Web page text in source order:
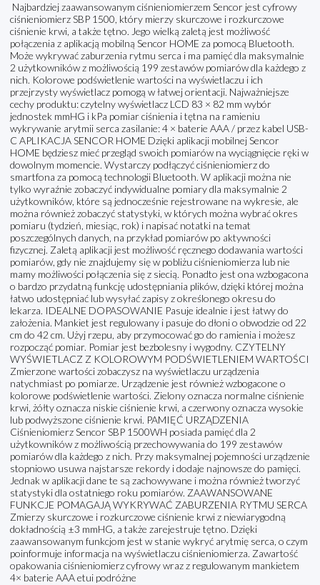
Najbardziej zaawansowanym ciśnieniomierzem Sencor jest cyfrowy
ciśnieniomierz SBP 1500, który mierzy skurczowe i rozkurczowe
ciśnienie krwi, a także tętno. Jego wielką zaletą jest możliwość
połączenia z aplikacją mobilną Sencor HOME za pomocą Bluetooth.
Może wykrywać zaburzenia rytmu serca i ma pamięć dla maksymalnie
2 użytkowników z możliwością 199 zestawów pomiarów dla każdego z
nich. Kolorowe podświetlenie wartości na wyświetlaczu i ich
przejrzysty wyświetlacz pomogą w łatwej orientacji. Najważniejsze
cechy produktu: czytelny wyświetlacz LCD 83 × 82 mm wybór
jednostek mmHG i kPa pomiar ciśnienia i tętna na ramieniu
wykrywanie arytmii serca zasilanie: 4 × baterie AAA / przez kabel USB-
C APLIKACJA SENCOR HOME Dzięki aplikacji mobilnej Sencor
HOME będziesz mieć przegląd swoich pomiarów na wyciągnięcie ręki w
dowolnym momencie. Wystarczy podłączyć ciśnieniomierz do
smartfona za pomocą technologii Bluetooth. W aplikacji można nie
tylko wyraźnie zobaczyć indywidualne pomiary dla maksymalnie 2
użytkowników, które są jednocześnie rejestrowane na wykresie, ale
można również zobaczyć statystyki, w których można wybrać okres
pomiaru (tydzień, miesiąc, rok) i napisać notatki na temat
poszczególnych danych, na przykład pomiarów po aktywności
fizycznej. Zaletą aplikacji jest możliwość ręcznego dodawania wartości
pomiarów, gdy nie znajdujemy się w pobliżu ciśnieniomierza lub nie
mamy możliwości połączenia się z siecią. Ponadto jest ona wzbogacona
o bardzo przydatną funkcję udostępniania plików, dzięki której można
łatwo udostępniać lub wysyłać zapisy z określonego okresu do
lekarza. IDEALNE DOPASOWANIE Pasuje idealnie i jest łatwy do
założenia. Mankiet jest regulowany i pasuje do dłoni o obwodzie od 22
cm do 42 cm. Użyj rzepu, aby przymocować go do ramienia i możesz
rozpocząć pomiar. Pomiar jest bezbolesny i wygodny. CZYTELNY
WYŚWIETLACZ Z KOLOROWYM PODŚWIETLENIEM WARTOŚCI
Zmierzone wartości zobaczysz na wyświetlaczu urządzenia
natychmiast po pomiarze. Urządzenie jest również wzbogacone o
kolorowe podświetlenie wartości. Zielony oznacza normalne ciśnienie
krwi, żółty oznacza niskie ciśnienie krwi, a czerwony oznacza wysokie
lub podwyższone ciśnienie krwi. PAMIĘĆ URZĄDZENIA
Ciśnieniomierz Sencor SBP 1500WH posiada pamięć dla 2
użytkowników z możliwością przechowywania do 199 zestawów
pomiarów dla każdego z nich. Przy maksymalnej pojemności urządzenie
stopniowo usuwa najstarsze rekordy i dodaje najnowsze do pamięci.
Jednak w aplikacji dane te są zachowywane i można również tworzyć
statystyki dla ostatniego roku pomiarów. ZAAWANSOWANE
FUNKCJE POMAGAJĄ WYKRYWAĆ ZABURZENIA RYTMU SERCA
Zmierzy skurczowe i rozkurczowe ciśnienie krwi z niewiarygodną
dokładnością ±3 mmHG, a także zarejestruje tętno. Dzięki
zaawansowanym funkcjom jest w stanie wykryć arytmię serca, o czym
poinformuje informacja na wyświetlaczu ciśnieniomierza. Zawartość
opakowania ciśnieniomierz cyfrowy wraz z regulowanym mankietem
4× baterie AAA etui podróżne